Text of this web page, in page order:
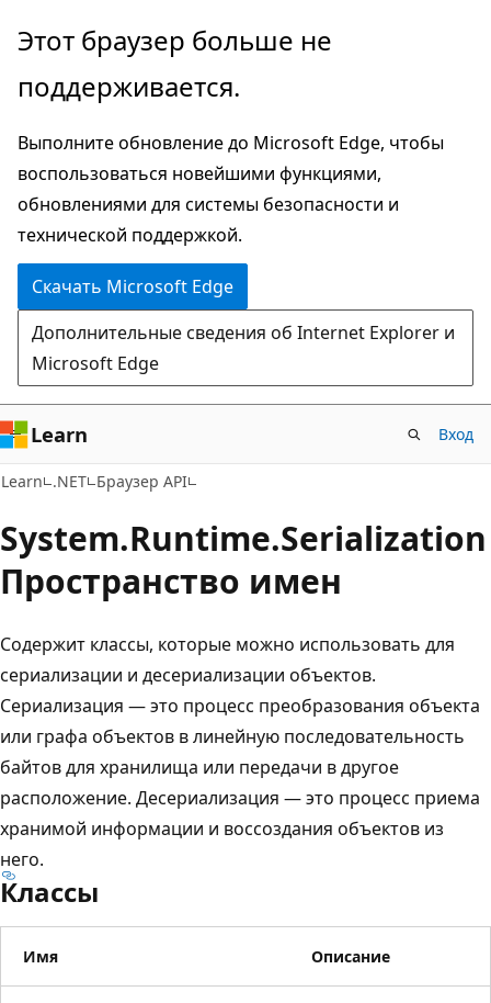
Пропустить
перейти
основному
содержимому
Переход
навигации
странице
Этот браузер больше не
поддерживается.
Выполните обновление до Microsoft Edge, чтобы
воспользоваться новейшими функциями,
обновлениями для системы безопасности и
технической поддержкой.
Скачать Microsoft Edge
Дополнительные сведения об Internet Explorer и
Microsoft Edge
Learn Вход
Learn .NET Браузер API
System.Runtime.Serialization
Пространство имен
Содержит классы, которые можно использовать для
сериализации и десериализации объектов.
Сериализация — это процесс преобразования объекта
или графа объектов в линейную последовательность
байтов для хранилища или передачи в другое
расположение. Десериализация — это процесс приема
хранимой информации и воссоздания объектов из
него.
Классы
Имя Описание